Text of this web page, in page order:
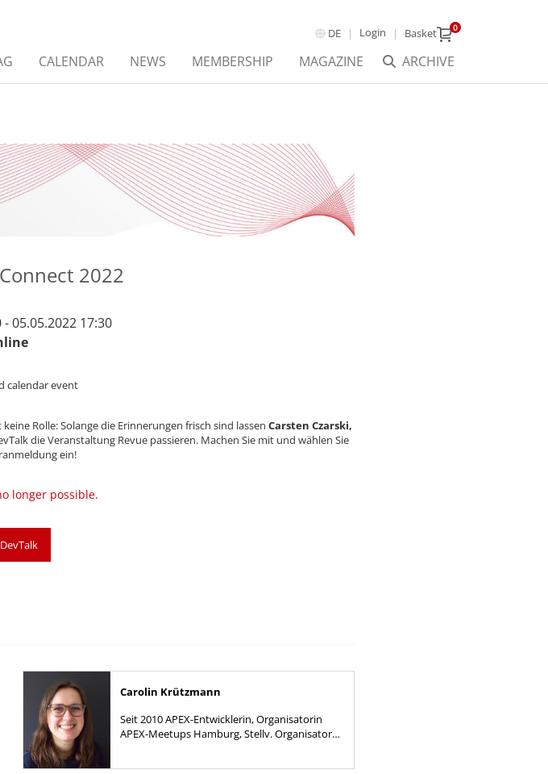
DE Login Basket 0
ARCHIVE
CALENDAR NEWS MEMBERSHIP MAGAZINE
2022
05.05.2022 17:30
calendar event
Rolle: Solange die Erinnerungen frisch sind lassen Carsten Czarski,
die Veranstaltung Revue passieren. Machen Sie mit und wählen Sie
ein!
longer possible.
Carolin Krützmann
Seit 2010 APEX-Entwicklerin, Organisatorin
APEX-Meetups Hamburg, Stellv. Organisatorin